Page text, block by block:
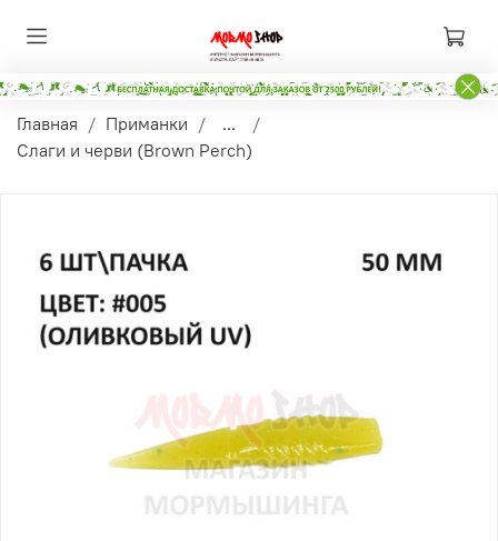
Главная Приманки
...
Слаги и черви (Brown Perch)